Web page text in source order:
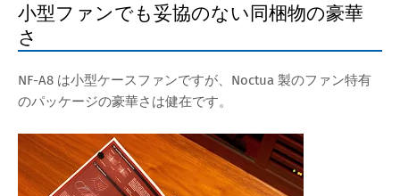
小型ファンでも妥協のない同梱物の豪華
さ
NF-A8 は小型ケースファンですが、Noctua 製のファン特有
のパッケージの豪華さは健在です。